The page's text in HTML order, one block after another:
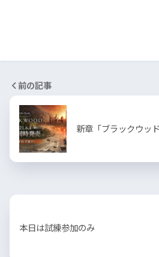
前の記事
新章「ブラックウッ
本日は試練参加のみ